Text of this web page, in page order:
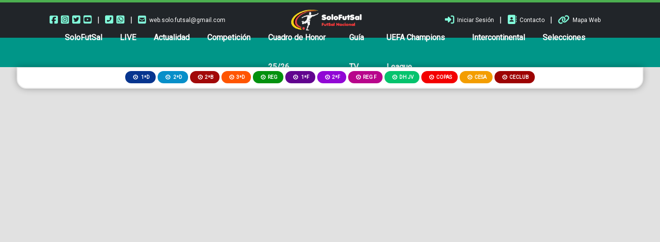
| | web.solo.futsal@gmail.com Iniciar Sesión | Contacto | Mapa Web
SoloFutSal LIVE Actualidad Competición Cuadro de Honor
25/26
Guía
TV
UEFA Champions
League
Intercontinental Selecciones
1ªD 2ªD 2ªB 3ªD REG 1ªF 2ªF REG F DH JV COPAS CESA CECLUB